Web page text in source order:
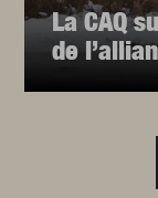
La CAQ
de